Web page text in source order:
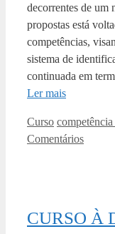
decorrentes de um
propostas está
competências,
sistema de
continuada em
Ler mais
Categorias
Curso Tags
Comentários
CURSO À